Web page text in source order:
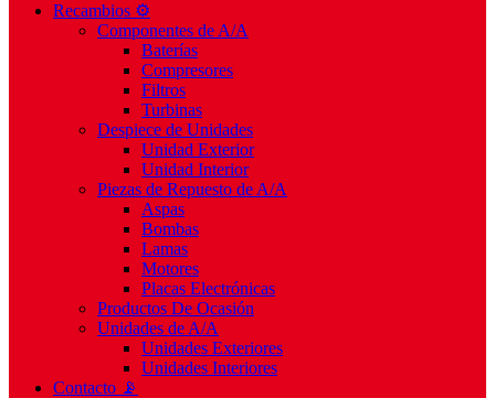
Recambios ⚙️
Componentes de A/A
Baterías
Compresores
Filtros
Turbinas
Despiece de Unidades
Unidad Exterior
Unidad Interior
Piezas de Repuesto de A/A
Aspas
Bombas
Lamas
Motores
Placas Electrónicas
Productos De Ocasión
Unidades de A/A
Unidades Exteriores
Unidades Interiores
Contacto 📡